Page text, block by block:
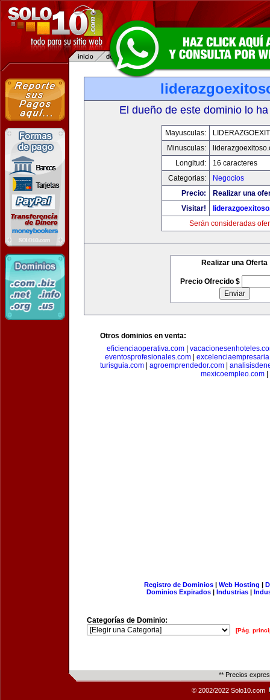
El dueño de este dominio lo
Mayusculas:
Minusculas:
Longitud:
16 caracteres
Categorias:
Negocios
Precio:
Realizar una
Visitar!
Serán consideradas
Realizar una Oferta
Precio Ofrecido $
Otros dominios en venta:
eficienciaoperativa.com
eventosprofesionales.com
turisguia.com
agroemprendedor.com
mexicoempleo.com
Registro de Dominios| Web Hosting |
Dominios Expirados | Industrias |
Categorías de Dominio:
[Pág.
** Precios
© 2002/2022 Solo10.com